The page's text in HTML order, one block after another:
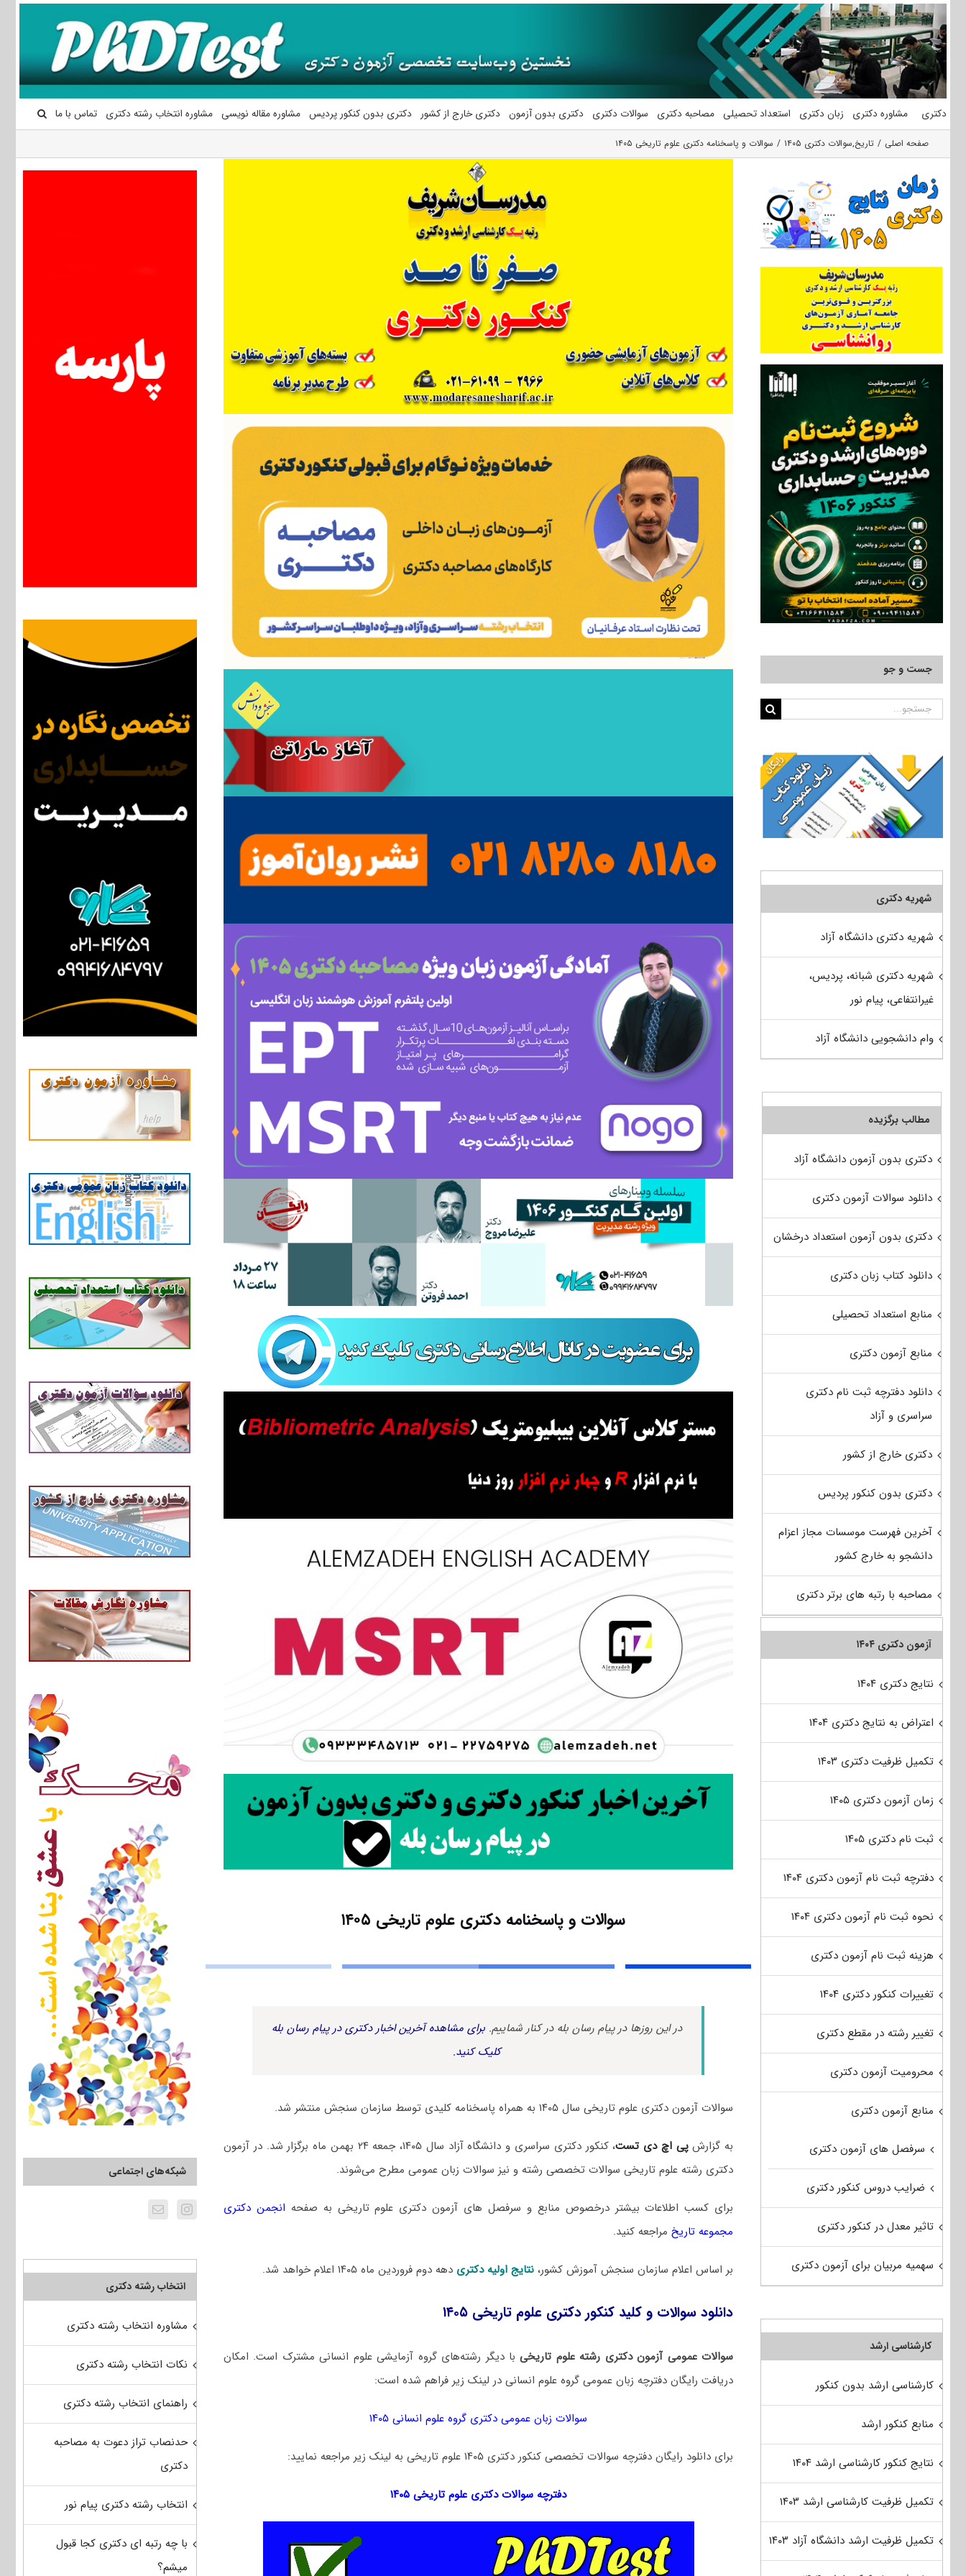
محتوا
دکتری مشاوره دکتری زبان دکتری استعداد تحصیلی مصاحبه دکتری سوالات دکتری دکتری بدون آزمون دکتری خارج از کشور دکتری بدون کنکور پردیس مشاوره مقاله نویسی مشاوره انتخاب رشته دکتری تماس با ما
صفحه اصلی تاریخ,سوالات دکتری ۱۴۰۵ سوالات و پاسخنامه دکتری علوم تاریخی ۱۴۰۵
سوالات و پاسخنامه دکتری علوم تاریخی ۱۴۰۵
در این روزها در پیام رسان بله در کنار شماییم. برای مشاهده آخرین اخبار دکتری در پیام رسان بله
کلیک کنید.
سوالات آزمون دکتری علوم تاریخی سال ۱۴۰۵ به همراه پاسخنامه کلیدی توسط سازمان سنجش منتشر شد.
به گزارشپی اچ دی تست
، کنکور دکتری سراسری و دانشگاه آزاد سال ۱۴۰۵، جمعه ۲۴ بهمن ماه برگزار شد. در آزمون
دکتری رشته علوم تاریخی سوالات تخصصی رشته و نیز سوالات زبان عمومی مطرح می‌شوند.
برای کسب اطلاعات بیشتر درخصوص منابع و سرفصل های آزمون دکتری علوم تاریخی به صفحه انجمن دکتری
مجموعه تاریخمراجعه کنید.
بر اساس اعلام سازمان سنجش آموزش کشور، نتایج اولیه دکتری دهه دوم فروردین ماه ۱۴۰۵ اعلام خواهد شد.
دانلود سوالات و کلید کنکور دکتری علوم تاریخی ۱۴۰۵
سوالات عمومی آزمون دکتری رشته علوم تاریخیبا دیگر رشته‌های گروه آزمایشی علوم انسانی مشترک است. امکان
دریافت رایگان دفترچه زبان عمومی گروه علوم انسانی در لینک‌ زیر فراهم شده است:
سوالات زبان عمومی دکتری گروه علوم انسانی ۱۴۰۵
برای دانلود رایگان دفترچه سوالات تخصصی کنکور دکتری ۱۴۰۵ علوم تاریخی به لینک زیر مراجعه نمایید:
دفترچه سوالات دکتری علوم تاریخی ۱۴۰۵
شبکه‌های اجتماعی
انتخاب رشته دکتری
مشاوره انتخاب رشته دکتری
نکات انتخاب رشته دکتری
راهنمای انتخاب رشته دکتری
حدنصاب تراز دعوت به مصاحبه
دکتری
انتخاب رشته دکتری پیام نور
با چه رتبه ای دکتری کجا قبول
میشم؟
جست و جو
جستجو
شهریه دکتری
شهریه دکتری دانشگاه آزاد
شهریه دکتری شبانه، پردیس،
غیرانتفاعی، پیام نور
وام دانشجویی دانشگاه آزاد
مطالب برگزیده
دکتری بدون آزمون دانشگاه آزاد
دانلود سوالات آزمون دکتری
دکتری بدون آزمون استعداد درخشان
دانلود کتاب زبان دکتری
منابع استعداد تحصیلی
منابع آزمون دکتری
دانلود دفترچه ثبت نام دکتری
سراسری و آزاد
دکتری خارج از کشور
دکتری بدون کنکور پردیس
آخرین فهرست موسسات مجاز اعزام
دانشجو به خارج کشور
مصاحبه با رتبه های برتر دکتری
آزمون دکتری ۱۴۰۴
نتایج دکتری ۱۴۰۴
اعتراض به نتایج دکتری ۱۴۰۴
تکمیل ظرفیت دکتری ۱۴۰۳
زمان آزمون دکتری ۱۴۰۵
ثبت نام دکتری ۱۴۰۵
دفترچه ثبت نام آزمون دکتری ۱۴۰۴
نحوه ثبت نام آزمون دکتری ۱۴۰۴
هزینه ثبت نام آزمون دکتری
تغییرات کنکور دکتری ۱۴۰۴
تغییر رشته در مقطع دکتری
محرومیت آزمون دکتری
منابع آزمون دکتری
سرفصل های آزمون دکتری
ضرایب دروس کنکور دکتری
تاثیر معدل در کنکور دکتری
سهمیه مربیان برای آزمون دکتری
کارشناسی ارشد
کارشناسی ارشد بدون کنکور
منابع کنکور ارشد
نتایج کنکور کارشناسی ارشد ۱۴۰۴
تکمیل ظرفیت کارشناسی ارشد ۱۴۰۳
تکمیل ظرفیت ارشد دانشگاه آزاد ۱۴۰۳